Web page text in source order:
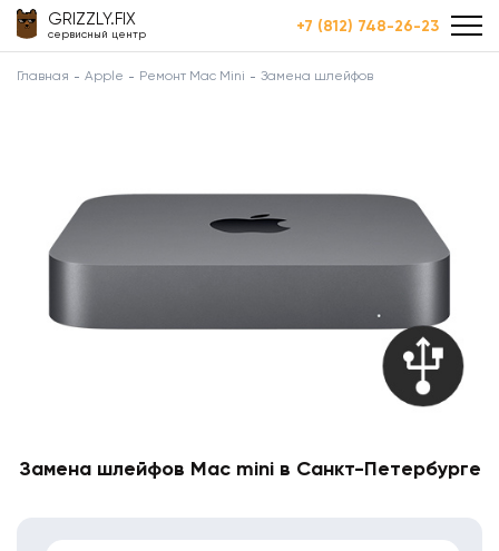
GRIZZLY.FIX
сервисный центр +7 (812) 748-26-23
Главная Apple Ремонт Mac Mini Замена шлейфов
Замена шлейфов Mac mini в Санкт-Петербурге